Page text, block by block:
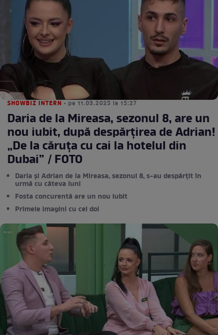
SHOWBIZ INTERN • pe 11.03.2025 la 15:27
Daria de la Mireasa, sezonul 8, are un
nou iubit, după despărțirea de Adrian!
„De la căruța cu cai la hotelul din
Dubai” / FOTO
Daria și Adrian de la Mireasa, sezonul 8, s-au despărțit în
urmă cu câteva luni
Fosta concurentă are un nou iubit
Primele imagini cu cei doi